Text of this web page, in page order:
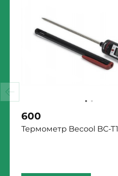
600
Термометр Becool BC-T1